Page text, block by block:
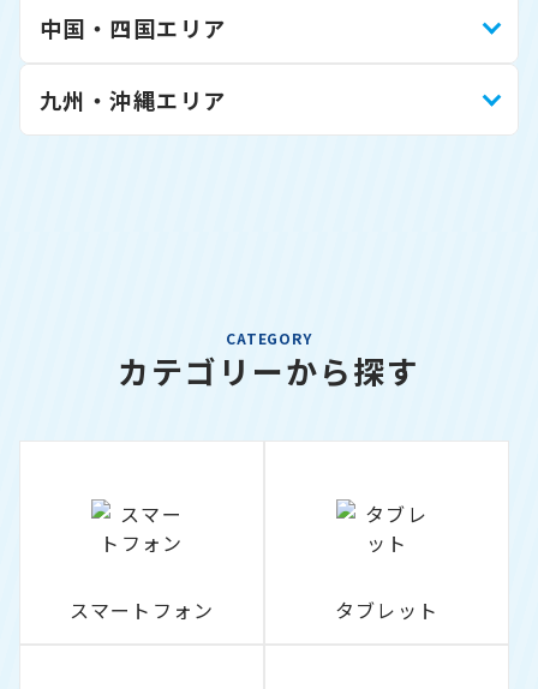
中国・四国エリア
九州・沖縄エリア
CATEGORY
カテゴリーから探す
スマートフォン タブレット